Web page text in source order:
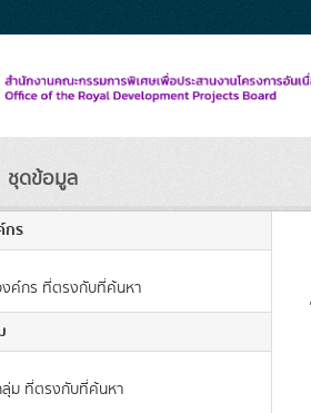
ชุดข้อมูล
กร
งค์กร ที่ตรงกับที่ค้นหา
ลุ่ม ที่ตรงกับที่ค้นหา